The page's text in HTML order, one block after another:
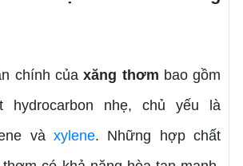
chính củaxăng thơm bao gồm
hydrocarbon nhẹ, chủ yếu là
và xylene. Những hợp chất